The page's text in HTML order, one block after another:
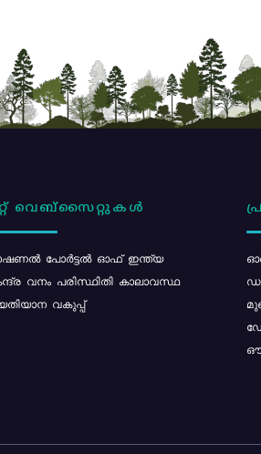
വെബ്സൈറ്റുകൾ
പോർട്ടൽ ഓഫ് ഇന്ത്യ
വനം പരിസ്ഥിതി കാലാവസ്ഥ
വകുപ്പ്